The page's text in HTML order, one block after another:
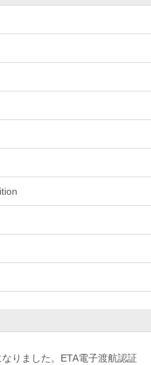
りました。ETA電子渡航認証